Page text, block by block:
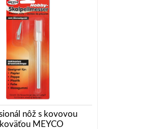
nôž s kovovou
MEYCO